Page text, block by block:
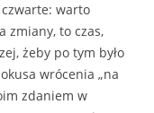
warto
zmiany, to czas,
żeby po tym było
wrócenia „na
zdaniem w